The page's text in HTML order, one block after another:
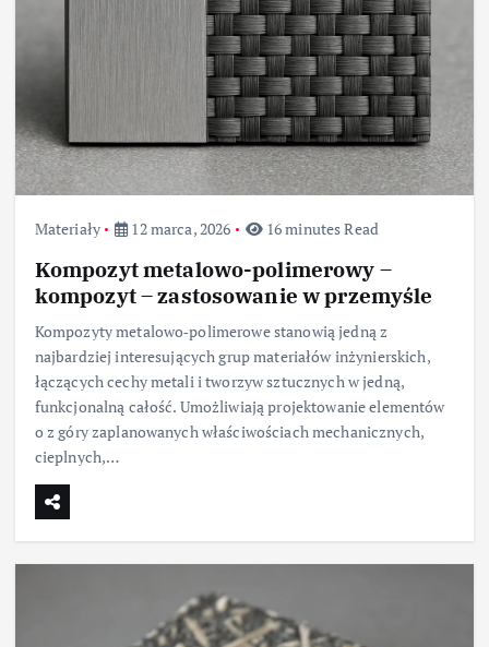
Materiały 12 marca, 2026 16 minutes Read
Kompozyt metalowo-polimerowy –
kompozyt – zastosowanie w przemyśle
Kompozyty metalowo‑polimerowe stanowią jedną z
najbardziej interesujących grup materiałów inżynierskich,
łączących cechy metali i tworzyw sztucznych w jedną,
funkcjonalną całość. Umożliwiają projektowanie elementów
o z góry zaplanowanych właściwościach mechanicznych,
cieplnych,…